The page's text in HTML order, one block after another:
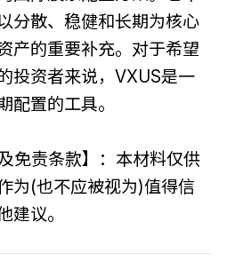
分散、稳健和长期为核心
产的重要补充。对于希望
投资者来说，VXUS是一
配置的工具。
免责条款】：本材料仅供
为(也不应被视为)值得信
建议。